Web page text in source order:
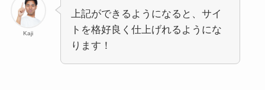
Kaji
上記ができるようになると、サイ
トを格好良く仕上げれるようにな
ります！